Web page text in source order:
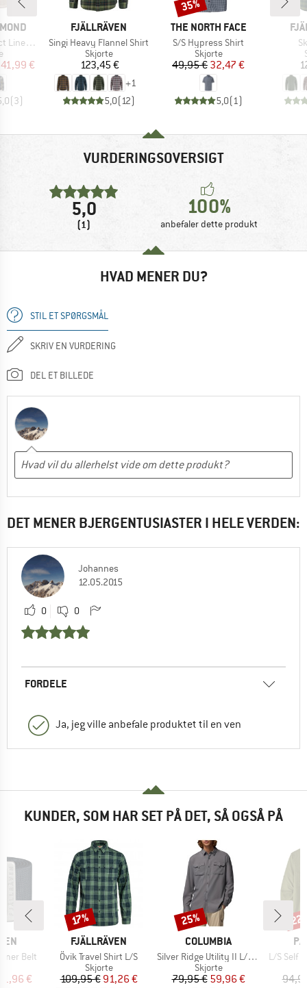
Flannel
pris
41,99 €
(3)
MÆRKE
FJÄLLRÄVEN
Artikel
Singi Heavy Flannel Shirt
Produktgruppe
Skjorte
Pris
123,45 €
+1
5,0(12)
MÆRKE
THE NORTH FACE
Artikel
S/S Hypress Shirt
Produktgruppe
Skjorte
Pris
49,95 €Nedsat pris
32,47 €
5,0(1)
35%
VURDERINGSOVERSIGT
5,0
(1)
100%
anbefaler dette produkt
HVAD MENER DU?
STIL ET SPØRGSMÅL
SKRIV EN VURDERING
DEL ET BILLEDE
DET MENER BJERGENTUSIASTER I HELE VERDEN:
Johannes
12.05.2015
0 0
FORDELE
Ja, jeg ville anbefale produktet til en ven
KUNDER, SOM HAR SET PÅ DET, SÅ OGSÅ PÅ
Belt
pris
€
MÆRKE
FJÄLLRÄVEN
Artikel
Övik Travel Shirt L/S
Produktgruppe
Skjorte
Pris
109,95 €Nedsat pris
91,26 €
Rabat
17%
MÆRKE
COLUMBIA
Artikel
Silver Ridge Utility II L/S Shirt
Produktgruppe
Skjorte
Pris
79,95 €Nedsat pris
59,96 €
Rabat
25%
Artikel
L/S Self